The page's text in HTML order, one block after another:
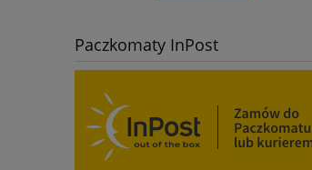
Paczkomaty InPost